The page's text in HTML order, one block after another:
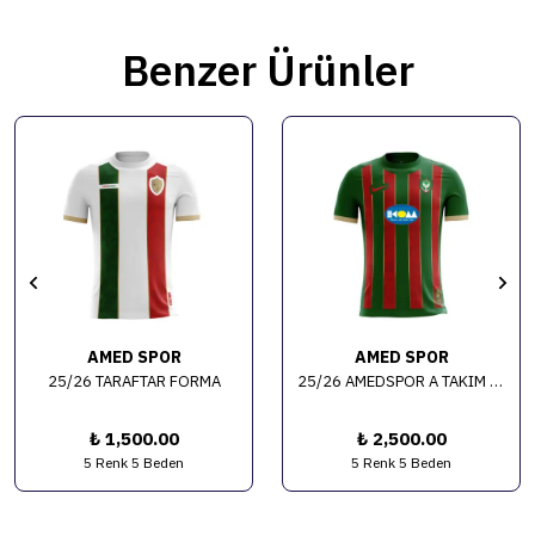
Benzer Ürünler
AMED SPOR
25/26 TARAFTAR FORMA
₺ 1,500.00
5 Renk 5 Beden
AMED SPOR
25/26 AMEDSPOR A TAKIM SPONSORLU FORMA
₺ 2,500.00
5 Renk 5 Beden